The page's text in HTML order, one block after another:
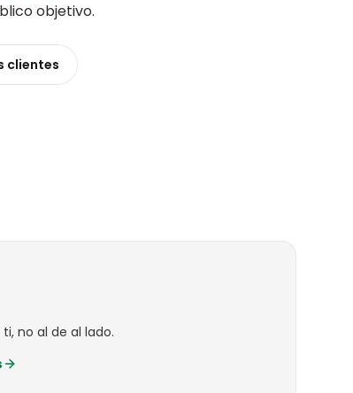
objetivo.
clientes
no al de al lado.